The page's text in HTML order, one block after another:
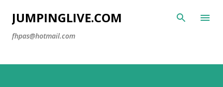
Ir al contenido principal
JUMPINGLIVE.COM
fhpas@hotmail.com